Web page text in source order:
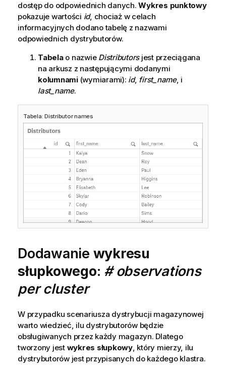
dostęp do odpowiednich danych.Wykres punktowy
pokazuje wartości id, chociaż w celach
informacyjnych dodano tabelę z nazwami
odpowiednich dystrybutorów.
Tabelao nazwie Distributorsjest przeciągana
na arkusz z następującymi dodanymi
kolumnami(wymiarami): id, first_name, i
last_name.
Tabela: Distributor names
Dodawanie wykresu
słupkowego: # observations
per cluster
W przypadku scenariusza dystrybucji magazynowej
warto wiedzieć, ilu dystrybutorów będzie
obsługiwanych przez każdy magazyn. Dlatego
tworzony jest wykres słupkowy, który mierzy, ilu
dystrybutorów jest przypisanych do każdego klastra.